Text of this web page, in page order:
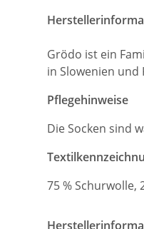
Grödo ist ein
in Slowenien
Pflegehinweise
Die Socken sind
75 % Schurwolle,